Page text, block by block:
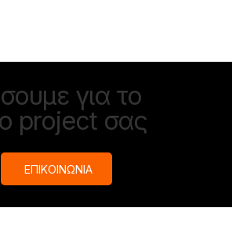
για το
project σας
ΕΠΙΚΟΙΝΩΝΙΑ